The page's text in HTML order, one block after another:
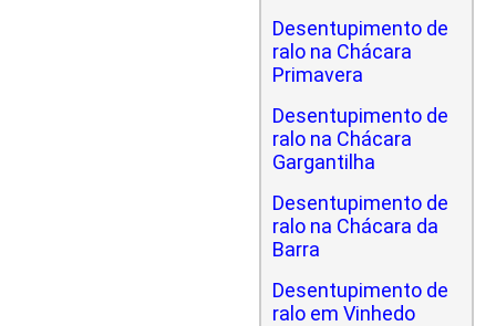
Desentupimento de
ralo na Chácara
Primavera
Desentupimento de
ralo na Chácara
Gargantilha
Desentupimento de
ralo na Chácara da
Barra
Desentupimento de
ralo em Vinhedo